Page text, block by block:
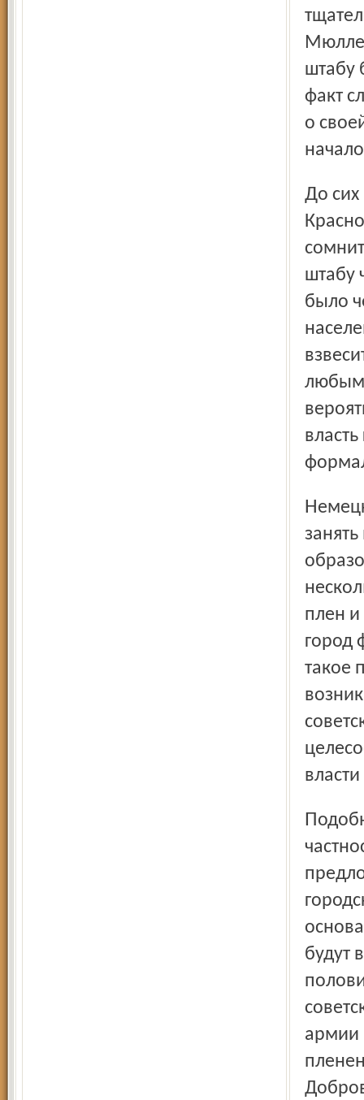
штабу
факт
о
До сих пор не представлялось возможным связаться с
штабу
было
любым
Немецкая комиссия ни одной минуты не планировала
плен и
город
такое
Подобные просьбы поступали с различных сторон, в
будут
армии